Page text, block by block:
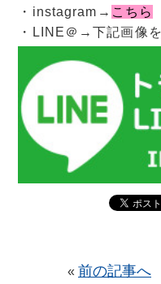
・instagram→ こちら
・LINE＠→下記画像を
« 前の記事へ